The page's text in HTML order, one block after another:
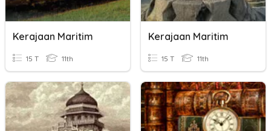
Kerajaan Maritim
15 T 11th
Kerajaan Maritim
15 T 11th